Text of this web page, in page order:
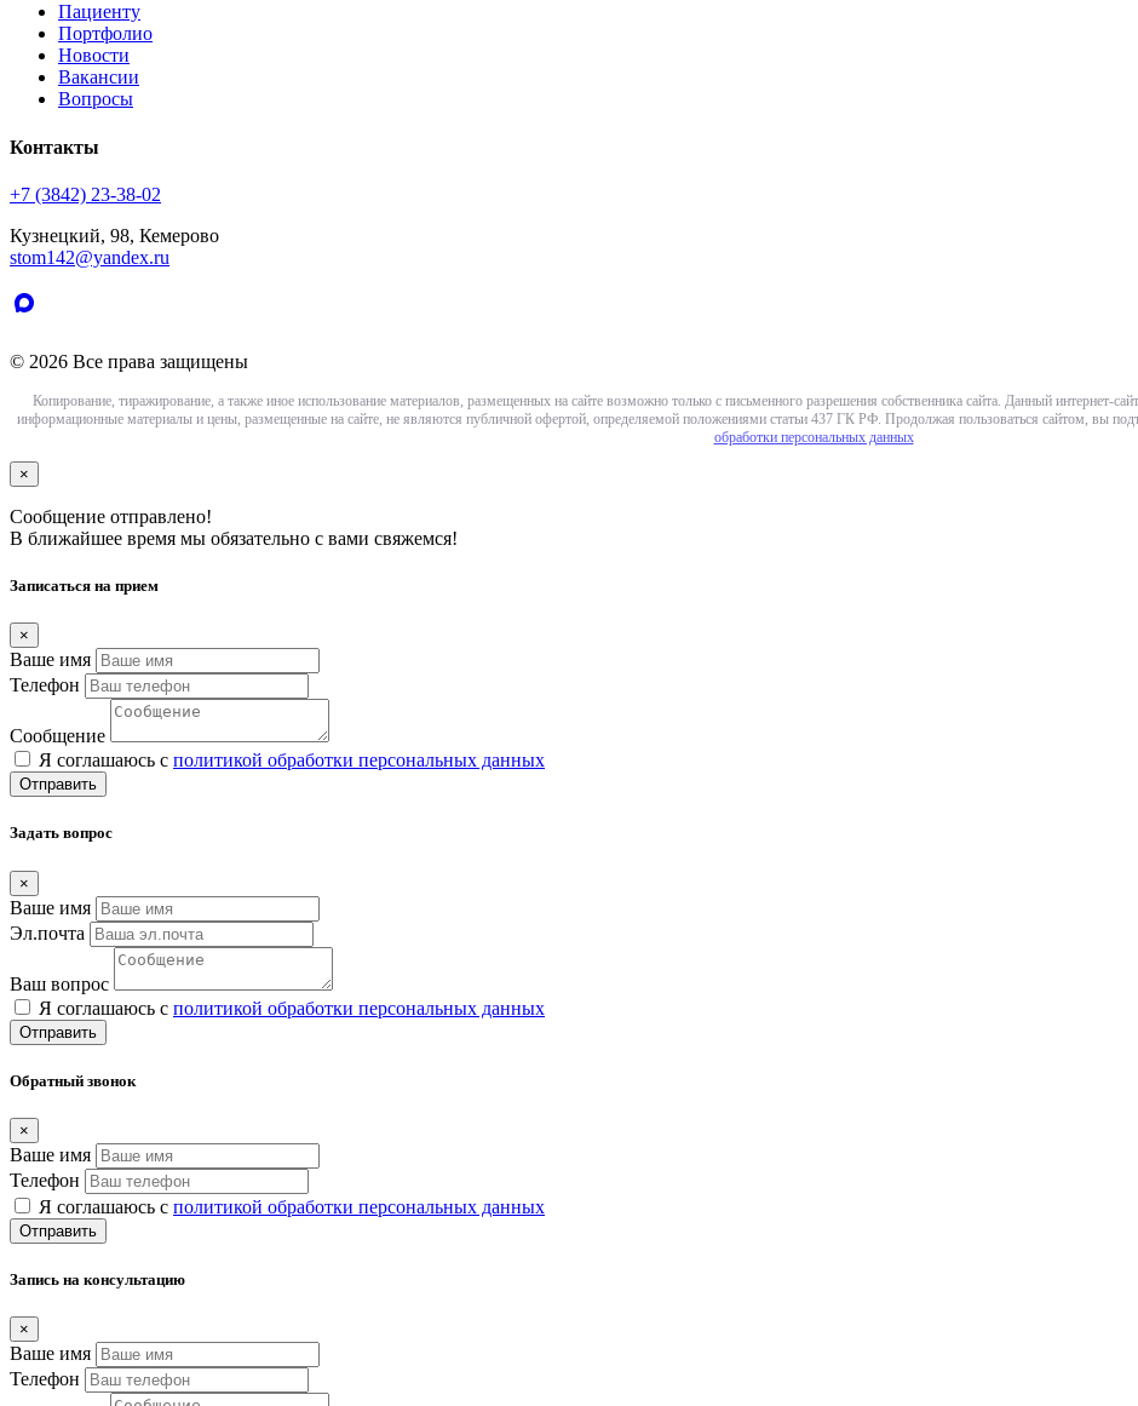
Пациенту
Портфолио
Новости
Вакансии
Вопросы
Контакты
+7 (3842) 23-38-02
Кузнецкий, 98, Кемерово
stom142@yandex.ru
© 2026 Все права защищены
Копирование, тиражирование, а также иное использование материалов, размещенных на сайте возможно только с письменного разрешения собственника сайта. Данный интернет-
информационные материалы и цены, размещенные на сайте, не являются публичной офертой, определяемой положениями статьи 437 ГК РФ. Продолжая пользоваться сайтом, вы
обработки персональных данных
×
Сообщение отправлено!
В ближайшее время мы обязательно с вами свяжемся!
Записаться на прием
×
Ваше имя
Телефон
Сообщение
Я соглашаюсь с политикой обработки персональных данных
Отправить
Задать вопрос
×
Ваше имя
Эл.почта
Ваш вопрос
Я соглашаюсь с политикой обработки персональных данных
Отправить
Обратный звонок
×
Ваше имя
Телефон
Я соглашаюсь с политикой обработки персональных данных
Отправить
Запись на консультацию
×
Ваше имя
Телефон